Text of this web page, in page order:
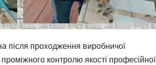
після проходження виробничої
контролю якості професійної